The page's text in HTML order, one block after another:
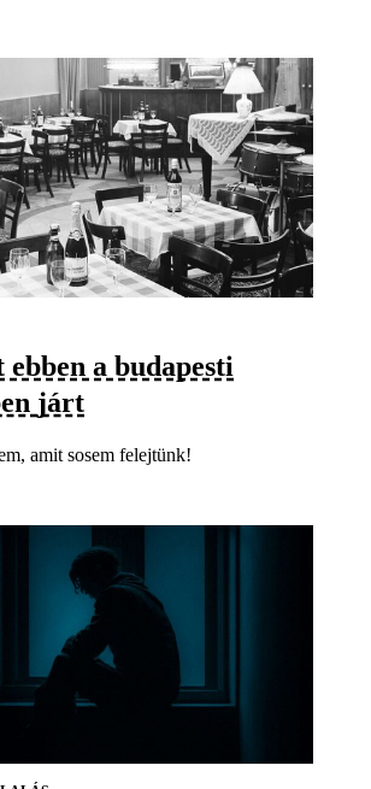
a budapesti
járt
amit sosem felejtünk!